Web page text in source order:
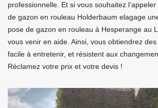
professionnelle. Et si vous souhaitez
de gazon en rouleau Holderbaum elagage
pose de gazon en rouleau à Hesperange au
vous venir en aide. Ainsi, vous obtiendrez
facile à entretenir, et résistent aux
Réclamez votre prix et votre devis !